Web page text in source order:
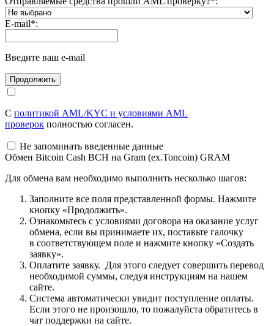
E-mail*:
Введите ваш e-mail
С политикой AML/KYC и условиями AML
проверок полностью согласен.
Не запоминать введенные данные
Обмен Bitcoin Cash BCH на Gram (ex.Toncoin) GRAM
Для обмена вам необходимо выполнить несколько шагов:
Заполните все поля представленной формы. Нажмите
кнопку «Продолжить».
Ознакомьтесь с условиями договора на оказание услуг
обмена, если вы принимаете их, поставьте галочку
в соответствующем поле и нажмите кнопку «Создать
заявку».
Оплатите заявку. Для этого следует совершить перевод
необходимой суммы, следуя инструкциям на нашем
сайте.
Система автоматически увидит поступление оплаты.
Если этого не произошло, то пожалуйста обратитесь в
чат поддержки на сайте.